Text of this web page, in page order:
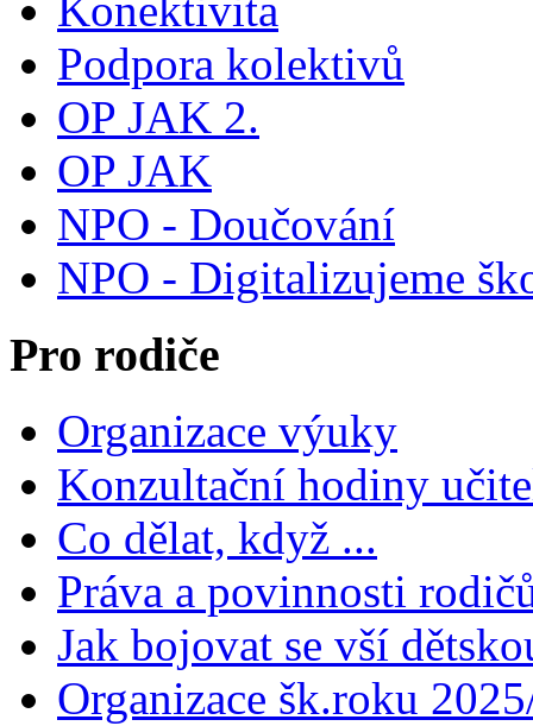
Podpora kolektivů
OP JAK 2.
OP JAK
NPO - Doučování
NPO - Digitalizujeme
Pro rodiče
Organizace výuky
Konzultační hodiny
Co dělat, když ...
Práva a povinnosti
Jak bojovat se vší
Organizace šk.roku